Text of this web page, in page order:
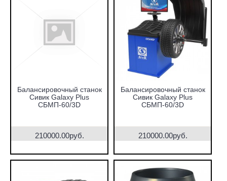
Балансировочный станок
Сивик Galaxy Plus
СБМП-60/3D
210000.00руб.
Балансировочный станок
Сивик Galaxy Plus
СБМП-60/3D
210000.00руб.